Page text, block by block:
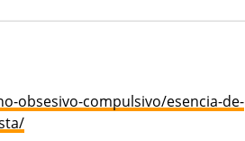
obsesivo-compulsivo/esencia-de-